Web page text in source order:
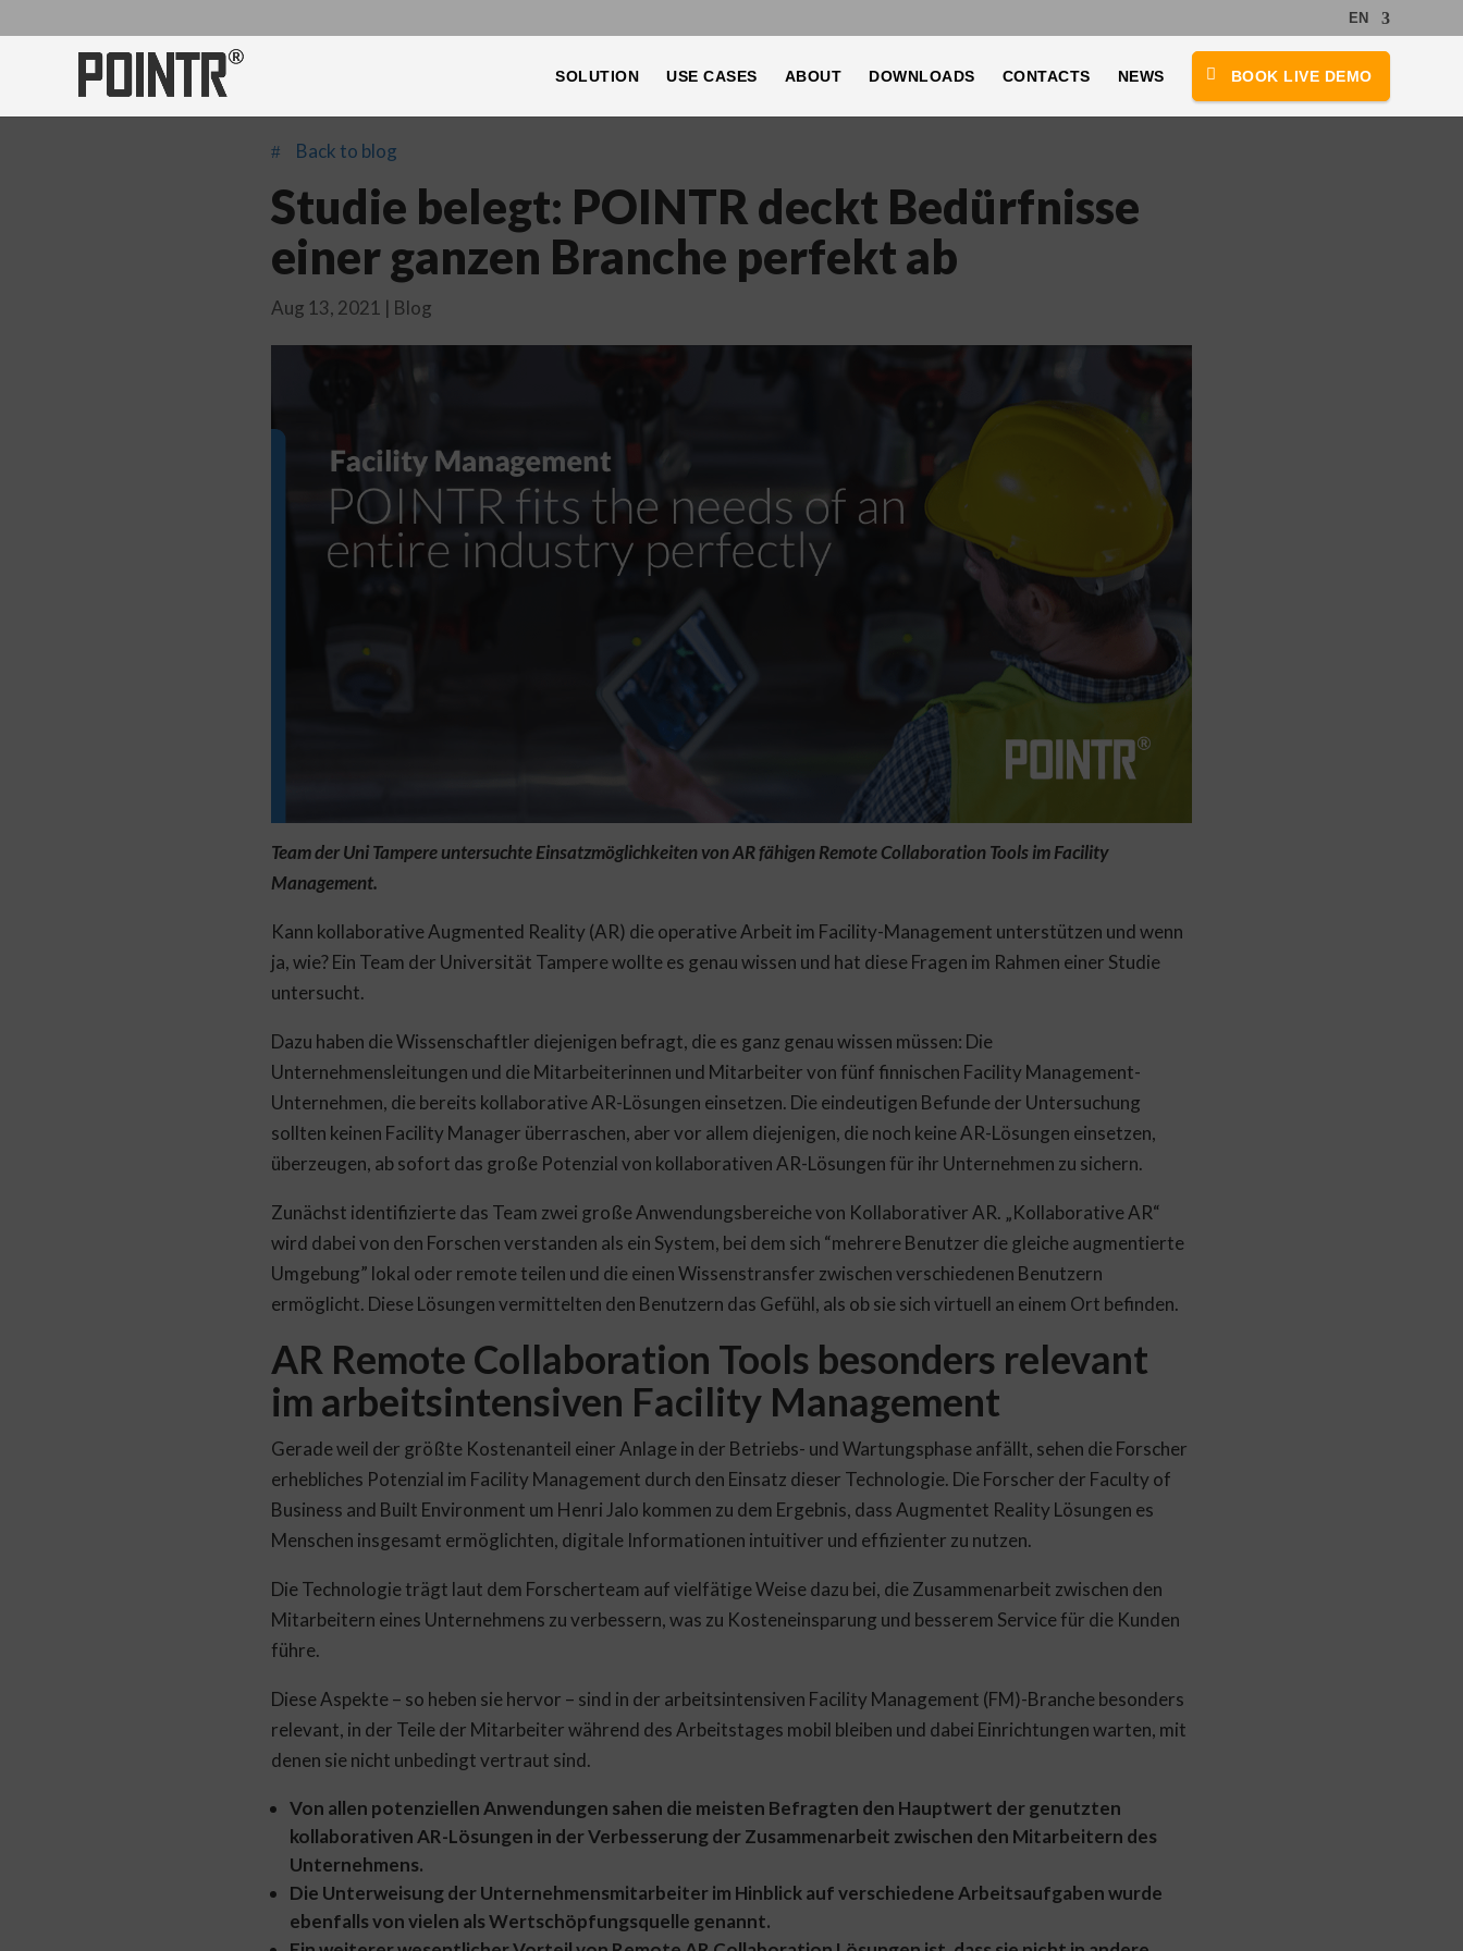
EN
SOLUTION USE CASES ABOUT DOWNLOADS CONTACTS NEWS BOOK LIVE DEMO
# Back to blog
Studie belegt: POINTR deckt Bedürfnisse
einer ganzen Branche perfekt ab
Aug 13, 2021 | Blog
Team der Uni Tampere untersuchte Einsatzmöglichkeiten von AR fähigen Remote Collaboration Tools im Facility
Management.
Kann kollaborative Augmented Reality (AR) die operative Arbeit im Facility-Management unterstützen und wenn
ja, wie? Ein Team der Universität Tampere wollte es genau wissen und hat diese Fragen im Rahmen einer Studie
untersucht.
Dazu haben die Wissenschaftler diejenigen befragt, die es ganz genau wissen müssen: Die
Unternehmensleitungen und die Mitarbeiterinnen und Mitarbeiter von fünf finnischen Facility Management-
Unternehmen, die bereits kollaborative AR-Lösungen einsetzen. Die eindeutigen Befunde der Untersuchung
sollten keinen Facility Manager überraschen, aber vor allem diejenigen, die noch keine AR-Lösungen einsetzen,
überzeugen, ab sofort das große Potenzial von kollaborativen AR-Lösungen für ihr Unternehmen zu sichern.
Zunächst identifizierte das Team zwei große Anwendungsbereiche von Kollaborativer AR. „Kollaborative AR“
wird dabei von den Forschen verstanden als ein System, bei dem sich “mehrere Benutzer die gleiche augmentierte
Umgebung” lokal oder remote teilen und die einen Wissenstransfer zwischen verschiedenen Benutzern
ermöglicht. Diese Lösungen vermittelten den Benutzern das Gefühl, als ob sie sich virtuell an einem Ort befinden.
AR Remote Collaboration Tools besonders relevant
im arbeitsintensiven Facility Management
Gerade weil der größte Kostenanteil einer Anlage in der Betriebs- und Wartungsphase anfällt, sehen die Forscher
erhebliches Potenzial im Facility Management durch den Einsatz dieser Technologie. Die Forscher der Faculty of
Business and Built Environment um Henri Jalo kommen zu dem Ergebnis, dass Augmentet Reality Lösungen es
Menschen insgesamt ermöglichten, digitale Informationen intuitiver und effizienter zu nutzen.
Die Technologie trägt laut dem Forscherteam auf vielfätige Weise dazu bei, die Zusammenarbeit zwischen den
Mitarbeitern eines Unternehmens zu verbessern, was zu Kosteneinsparung und besserem Service für die Kunden
führe.
Diese Aspekte – so heben sie hervor – sind in der arbeitsintensiven Facility Management (FM)-Branche besonders
relevant, in der Teile der Mitarbeiter während des Arbeitstages mobil bleiben und dabei Einrichtungen warten, mit
denen sie nicht unbedingt vertraut sind.
Von allen potenziellen Anwendungen sahen die meisten Befragten den Hauptwert der genutzten
kollaborativen AR-Lösungen in der Verbesserung der Zusammenarbeit zwischen den Mitarbeitern des
Unternehmens.
Die Unterweisung der Unternehmensmitarbeiter im Hinblick auf verschiedene Arbeitsaufgaben wurde
ebenfalls von vielen als Wertschöpfungsquelle genannt.